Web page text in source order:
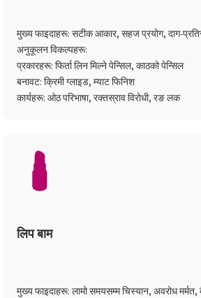
मुख्य फाइदाहरू: सटीक आकार, सहज प्रयोग, दाग-
अनुकूलन विकल्पहरू:
प्रकारहरू: फिर्ता लिन मिल्ने पेन्सिल, काठको पेन्सिल
बनावट: क्रिमी ग्लाइड, म्याट फिनिश
कार्यहरू: ओठ परिभाषा, रक्तस्राव विरोधी, रङ लक
लिप बाम
मुख्य फाइदाहरू: लामो समयसम्म चिस्यान, अवरोध मर्मत,